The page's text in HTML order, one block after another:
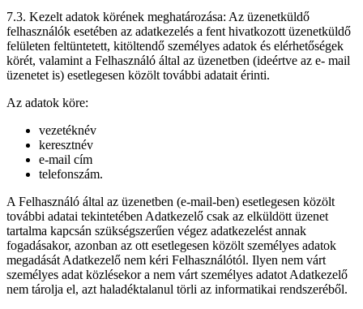
7.3. Kezelt adatok körének meghatározása: Az üzenetküldő
felhasználók esetében az adatkezelés a fent hivatkozott üzenetküldő
felületen feltüntetett, kitöltendő személyes adatok és elérhetőségek
körét, valamint a Felhasználó által az üzenetben (ideértve az e- mail
üzenetet is) esetlegesen közölt további adatait érinti.
Az adatok köre:
vezetéknév
keresztnév
e-mail cím
telefonszám.
A Felhasználó által az üzenetben (e-mail-ben) esetlegesen közölt
további adatai tekintetében Adatkezelő csak az elküldött üzenet
tartalma kapcsán szükségszerűen végez adatkezelést annak
fogadásakor, azonban az ott esetlegesen közölt személyes adatok
megadását Adatkezelő nem kéri Felhasználótól. Ilyen nem várt
személyes adat közlésekor a nem várt személyes adatot Adatkezelő
nem tárolja el, azt haladéktalanul törli az informatikai rendszeréből.